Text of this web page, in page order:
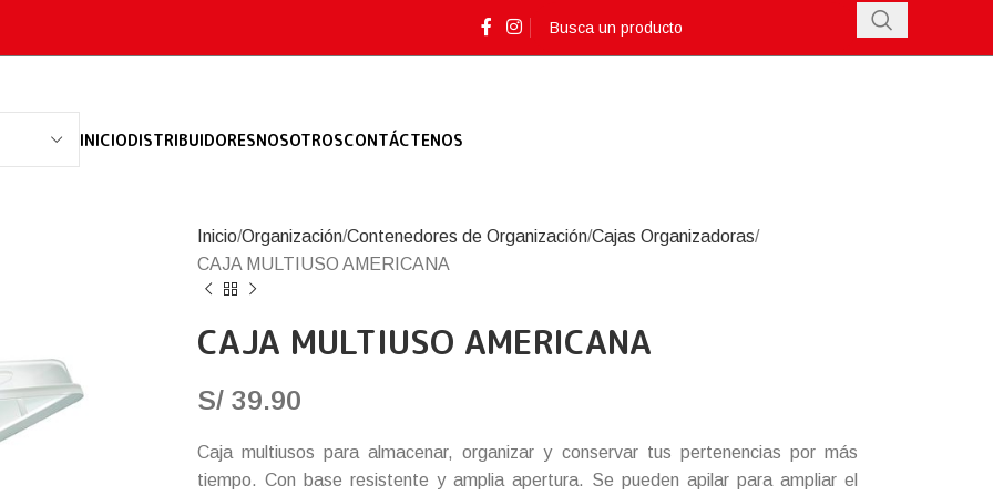
INICIODISTRIBUIDORESNOSOTROSCONTÁCTENOS
Inicio Organización Contenedores de Organización Cajas Organizadoras
CAJA MULTIUSO AMERICANA
CAJA MULTIUSO AMERICANA
S/39.90
Caja multiusos para almacenar, organizar y conservar tus pertenencias por más
tiempo. Con base resistente y amplia apertura. Se pueden apilar para ampliar el